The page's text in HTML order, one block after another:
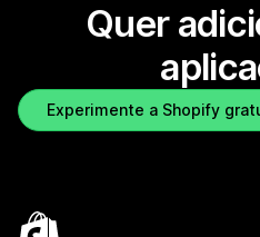
Quer
Experimente a Shopify